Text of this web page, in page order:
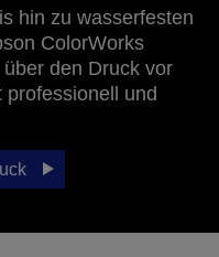
hin zu wasserfesten
ColorWorks
den Druck vor
professionell und